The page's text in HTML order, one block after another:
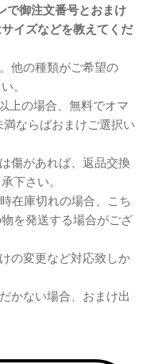
で御注文番号とおまけ
イズなどを教えてくだ
他の種類がご希望の
。
上の場合、無料でオマ
ならばおまけご選択い
傷があれば、返品交換
下さい。
在庫切れの場合、こち
を発送する場合がござ
の変更など対応致しか
かない場合、おまけ出